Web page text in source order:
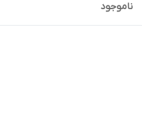
ناموجود